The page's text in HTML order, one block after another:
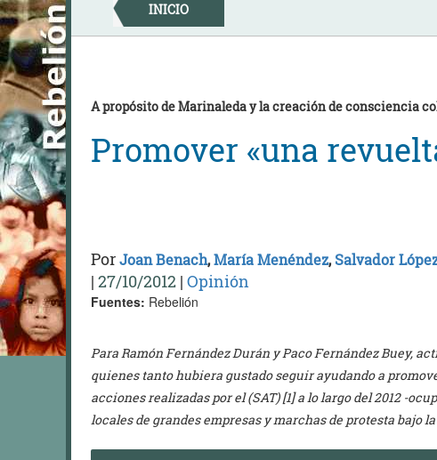
Skip
to
content
INICIO
A propósito de Marinaleda y la creación de consciencia
Promover «una
PorJoan Benach,María Menéndez,Salvador
| 27/10/2012 | Opinión
Fuentes: Rebelión
Para Ramón Fernández Durán y Paco Fernández Buey,
quienes tanto hubiera gustado seguir ayudando a
acciones realizadas por el (SAT) [1] a lo largo del 2012 -
locales de grandes empresas y marchas de protesta bajo